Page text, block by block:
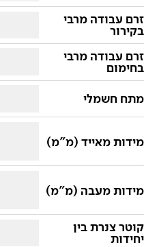
זרם עבודה מרבי
בקירור
זרם עבודה מרבי
בחימום
מתח חשמלי
מידות מאייד (מ"מ)
מידות מעבה (מ"מ)
קוטר צנרת בין
יחידות